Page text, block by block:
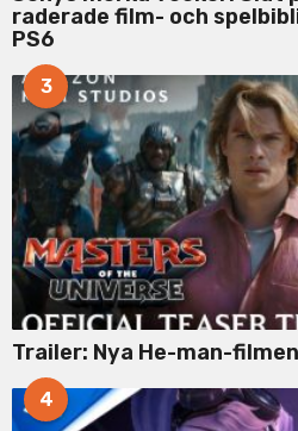
raderade film- och
PS6
3
Trailer: Nya He-man-
4